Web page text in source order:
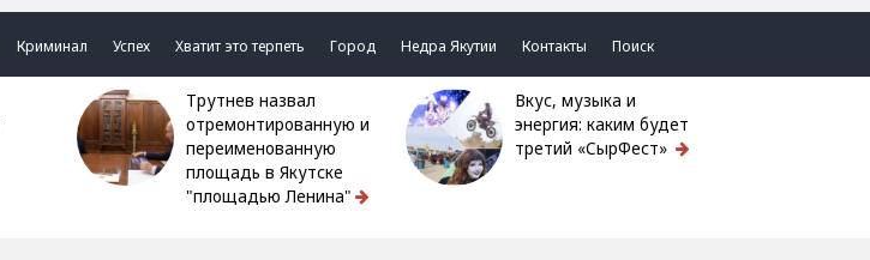
Криминал Успех Хватит это терпеть Город Недра Якутии Контакты Поиск
Трутнев назвал
отремонтированную и
переименованную
площадь в Якутске
"площадью Ленина"
Вкус, музыка и
энергия: каким будет
третий «СырФест»